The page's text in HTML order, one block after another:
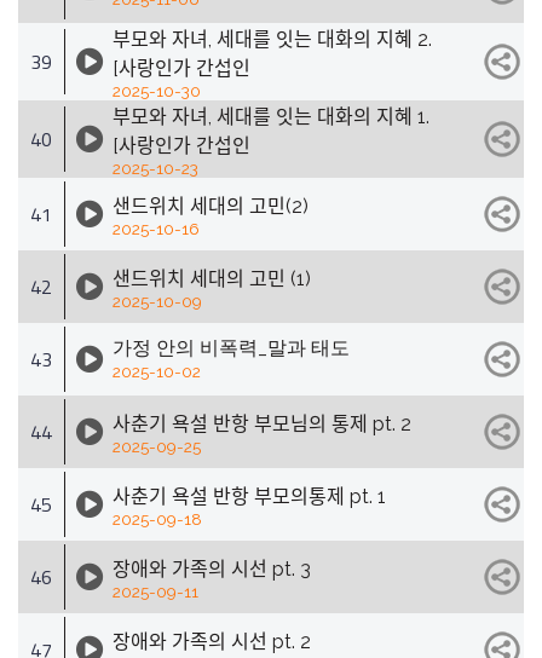
39
부모와 자녀, 세대를 잇는 대화의 지혜 2.
[사랑인가 간섭인
2025-10-30
40
부모와 자녀, 세대를 잇는 대화의 지혜 1.
[사랑인가 간섭인
2025-10-23
41 샌드위치 세대의 고민(2)
2025-10-16
42 샌드위치 세대의 고민 (1)
2025-10-09
43 가정 안의 비폭력_말과 태도
2025-10-02
44 사춘기 욕설 반항 부모님의 통제 pt. 2
2025-09-25
45 사춘기 욕설 반항 부모의통제 pt. 1
2025-09-18
46 장애와 가족의 시선 pt. 3
2025-09-11
47 장애와 가족의 시선 pt. 2